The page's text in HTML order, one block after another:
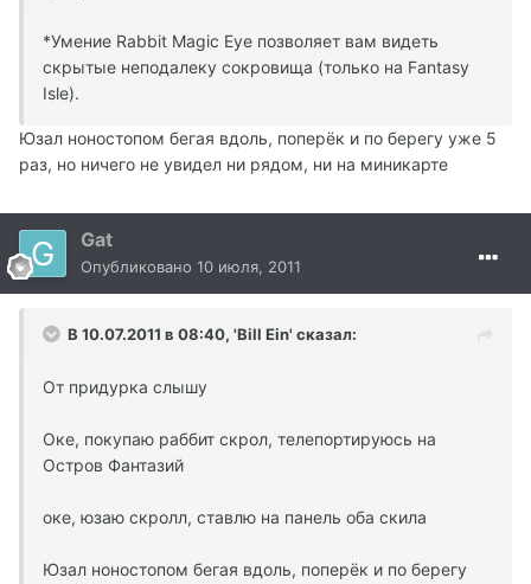
*Умение Rabbit Magic Eye позволяет вам видеть
скрытые неподалеку сокровища (только на Fantasy
Isle).
Юзал ноностопом бегая вдоль, поперёк и по берегу уже 5
раз, но ничего не увидел ни рядом, ни на миникарте
Gat
Опубликовано 10 июля, 2011
В 10.07.2011 в 08:40, 'Bill Ein' сказал:
От придурка слышу
Оке, покупаю раббит скрол, телепортируюсь на
Остров Фантазий
оке, юзаю скролл, ставлю на панель оба скила
Юзал ноностопом бегая вдоль, поперёк и по берегу